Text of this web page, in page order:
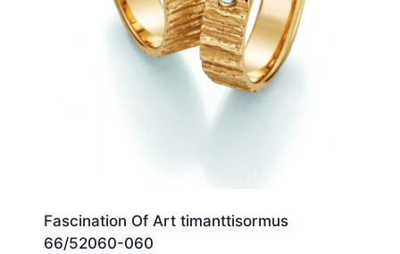
Fascination Of Art timanttisormus
66/52060-060